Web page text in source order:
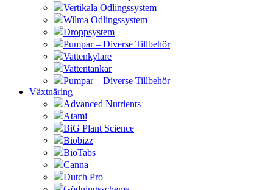
Vertikala Odlingssystem
Wilma Odlingssystem
Droppsystem
Pumpar – Diverse Tillbehör
Vattenkylare
Vattentankar
Pumpar – Diverse Tillbehör
Växtnäring
Advanced Nutrients
Atami
BiG Plant Science
Biobizz
BioTabs
Canna
Dutch Pro